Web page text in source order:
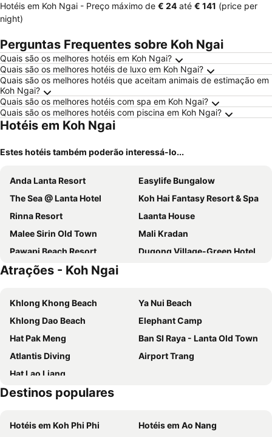
Hotéis em Koh Ngai - Preço máximo de ‎€ 24 até ‎€ 141 (price per
night)
Perguntas Frequentes sobre Koh Ngai
Quais são os melhores hotéis em Koh Ngai?
Quais são os melhores hotéis de luxo em Koh Ngai?
Quais são os melhores hotéis que aceitam animais de estimação em
Koh Ngai?
Quais são os melhores hotéis com spa em Koh Ngai?
Quais são os melhores hotéis com piscina em Koh Ngai?
Hotéis em Koh Ngai
Estes hotéis também poderão interessá-lo...
Anda Lanta Resort
Easylife Bungalow
The Sea @ Lanta Hotel
Koh Hai Fantasy Resort & Spa
Rinna Resort
Laanta House
Malee Sirin Old Town
Mali Kradan
Pawapi Beach Resort
Dugong Village-Green Hotel
Baan Laanta Resort & Spa - Sha Plus
Atrações - Koh Ngai
Khlong Khong Beach
Ya Nui Beach
Khlong Dao Beach
Elephant Camp
Hat Pak Meng
Ban SI Raya - Lanta Old Town
Atlantis Diving
Airport Trang
Hat Lao Liang
Destinos populares
Hotéis em Koh Phi Phi
Hotéis em Ao Nang